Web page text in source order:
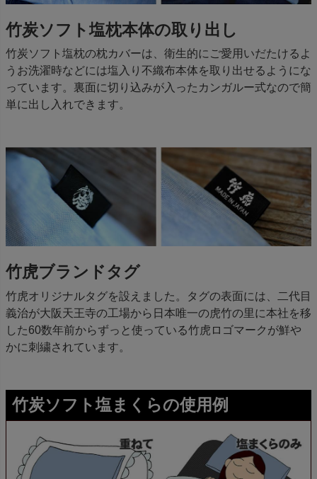
竹炭ソフト塩枕本体の取り出し
竹炭ソフト塩枕の枕カバーは、衛生的にご愛用いだたけるよ
うお洗濯時などには塩入り不織布本体を取り出せるようにな
っています。裏面に切り込みが入ったカンガルー式なので簡
単に出し入れできます。
竹虎ブランドタグ
竹虎オリジナルタグを設えました。タグの表面には、二代目
義治が大阪天王寺の工場から日本唯一の虎竹の里に本社を移
した60数年前からずっと使っている竹虎ロゴマークが鮮や
かに刺繍されています。
竹炭ソフト塩まくらの使用例